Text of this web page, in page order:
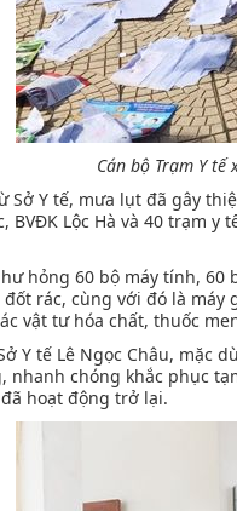
Cán bộ Trạm Y tế
Sở Y tế, mưa lụt đã gây
BVĐK Lộc Hà và 40 trạm y
hỏng 60 bộ máy tính, 60
rác, cùng với đó là
vật tư hóa chất, thuốc
Y tế Lê Ngọc Châu,
nhanh chóng khắc phục
hoạt động trở lại.